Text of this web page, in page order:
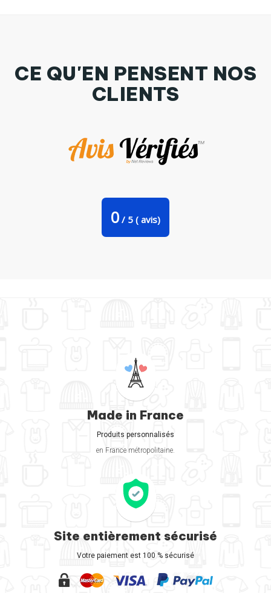
CE QU'EN PENSENT NOS
CLIENTS
0 / 5 ( avis)
Made in France
Produits personnalisés
en France métropolitaine.
Site entièrement sécurisé
Votre paiement est 100 % sécurisé